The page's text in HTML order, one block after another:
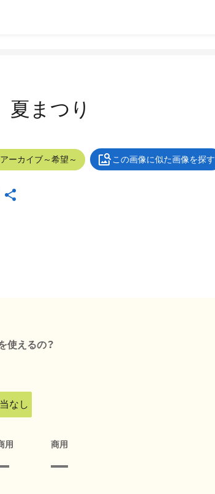
夏まつり
ーカイブ～希望～ この画像に似た画像を探す
使えるの？
なし
用 商用